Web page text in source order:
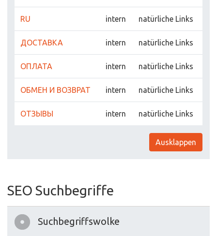
RU intern natürliche Links
ДОСТАВКА intern natürliche Links
ОПЛАТА intern natürliche Links
ОБМЕН И ВОЗВРАТ intern natürliche Links
ОТЗЫВЫ intern natürliche Links
Ausklappen
SEO Suchbegriffe
Suchbegriffswolke